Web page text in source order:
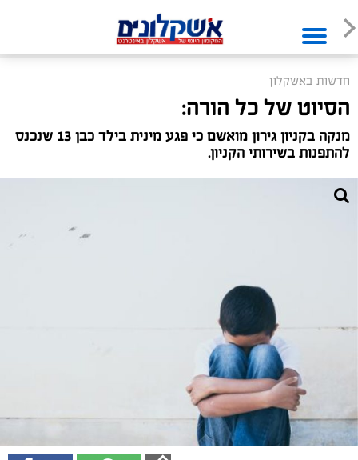
חדשות באשקלון
הסיוט של כל הורה:
מנקה בקניון גירון מואשם כי פגע מינית בילד כבן 13 שנכנס
להתפנות בשירותי הקניון.